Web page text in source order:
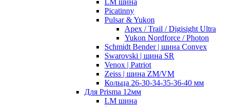
LM шина
Picatinny
Pulsar & Yukon
Apex / Trail / Digisight Ultra
Yukon Nordforce / Photon
Schmidt Bender | шина Convex
Swarovski | шина SR
Venox | Patriot
Zeiss | шина ZM/VM
Кольца 26-30-34-35-36-40 мм
Для Prisma 12мм
LM шина